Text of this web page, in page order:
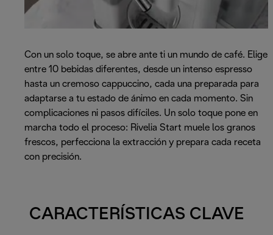
Con un solo toque, se abre ante ti un mundo de café. Elige
entre 10 bebidas diferentes, desde un intenso espresso
hasta un cremoso cappuccino, cada una preparada para
adaptarse a tu estado de ánimo en cada momento. Sin
complicaciones ni pasos difíciles. Un solo toque pone en
marcha todo el proceso: Rivelia Start muele los granos
frescos, perfecciona la extracción y prepara cada receta
con precisión.
CARACTERÍSTICAS CLAVE